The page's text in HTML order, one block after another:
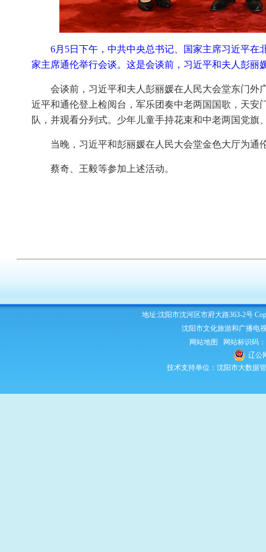
6月5日下午，中共中央总书记、国家主席习近平
家主席通伦举行会谈。这是会谈前，习近平和夫人彭丽
会谈前，习近平和夫人彭丽媛在人民大会堂东门
近平和通伦登上检阅台，军乐团奏中老两国国歌，天
队，并观看分列式。少年儿童手持花束和中老两国党旗
当晚，习近平和彭丽媛在人民大会堂金色大厅为通
蔡奇、王毅等参加上述活动。
地址:沈阳市沈河区市府大路363-2号
沈阳市文化旅游和广播电
网站地图
网站标识码
辽公
技术支持单位：沈阳市大数据